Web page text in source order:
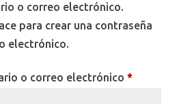
o correo electrónico.
para crear una contraseña
electrónico.
o correo electrónico *Obligatorio